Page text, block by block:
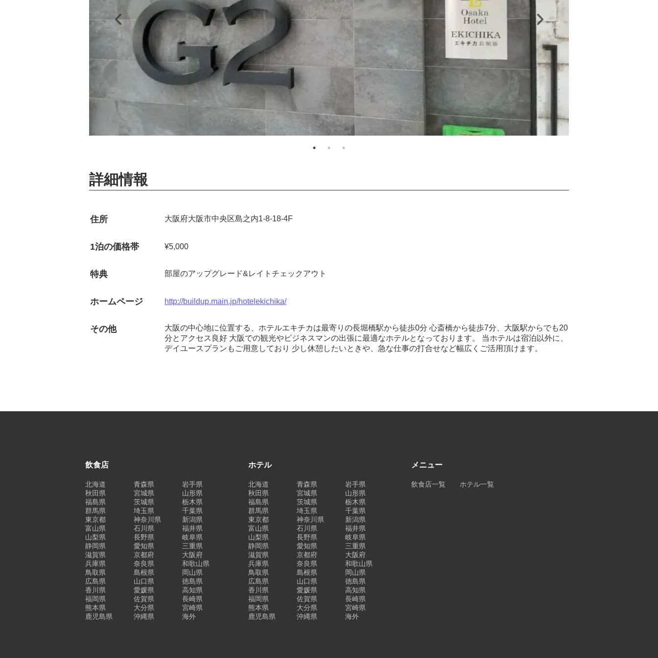
詳細情報
住所 大阪府大阪市中央区島之内1-8-18-4F
1泊の価格帯 ¥5,000
特典 部屋のアップグレード&レイトチェックアウト
ホームページ http://buildup.main.jp/hotelekichika/
その他
大阪の中心地に位置する、ホテルエキチカは最寄りの長堀橋駅から徒歩0分 心斎橋から徒歩7分、大阪駅からでも20
分とアクセス良好 大阪での観光やビジネスマンの出張に最適なホテルとなっております。 当ホテルは宿泊以外に、
デイユースプランもご用意しており 少し休憩したいときや、急な仕事の打合せなど幅広くご活用頂けます。
飲食店
北海道 青森県
岩手県
秋田県
宮城県
山形県
福島県
茨城県
栃木県
群馬県
埼玉県
千葉県
東京都
神奈川県
新潟県
富山県
石川県
福井県
山梨県
長野県
岐阜県
静岡県
愛知県
三重県
滋賀県
京都府
大阪府
兵庫県
奈良県
和歌山県
鳥取県
島根県
岡山県
広島県
山口県
徳島県
香川県
愛媛県
高知県
福岡県
佐賀県
長崎県
熊本県
大分県
宮崎県
鹿児島県
沖縄県 海外
ホテル
北海道 青森県
岩手県
秋田県
宮城県
山形県
福島県
茨城県
栃木県
群馬県
埼玉県
千葉県
東京都
神奈川県
新潟県
富山県
石川県
福井県
山梨県
長野県
岐阜県
静岡県
愛知県
三重県
滋賀県
京都府
大阪府
兵庫県
奈良県
和歌山県
鳥取県
島根県
岡山県
広島県
山口県
徳島県
香川県
愛媛県
高知県
福岡県
佐賀県
長崎県
熊本県
大分県
宮崎県
鹿児島県
沖縄県 海外
メニュー
飲食店一覧 ホテル一覧